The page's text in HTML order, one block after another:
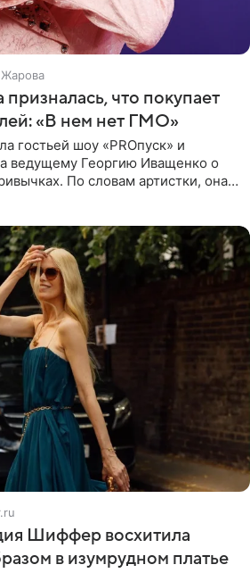
что покупает
«В нем нет ГМО»
гостьей шоу «PROпуск» и
ведущему Георгию Иващенко о
По словам артистки, она
Шиффер восхитила
в изумрудном платье